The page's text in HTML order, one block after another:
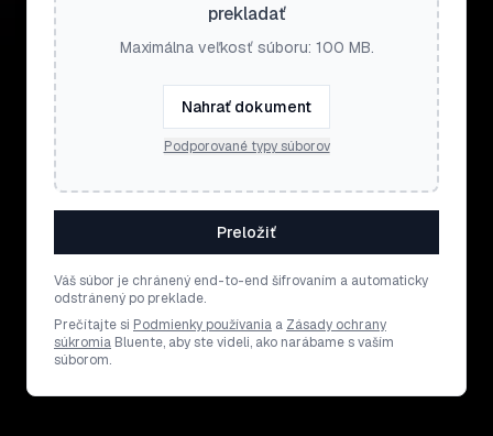
prekladať
Maximálna veľkosť súboru: 100 MB.
Nahrať dokument
Podporované typy súborov
Preložiť
Váš súbor je chránený end-to-end šifrovaním a automaticky
odstránený po preklade.
Prečítajte si Podmienky používania a Zásady ochrany
súkromia Bluente, aby ste videli, ako narábame s vaším
súborom.